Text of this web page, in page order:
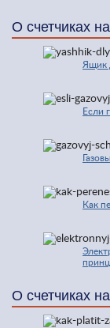
О счетчиках
Ящик
Если
Как
О счетчиках